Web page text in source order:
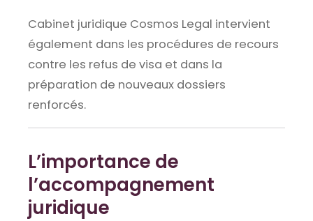
Cabinet juridique Cosmos Legal intervient
également dans les procédures de recours
contre les refus de visa et dans la
préparation de nouveaux dossiers
renforcés.
L’importance de
l’accompagnement
juridique